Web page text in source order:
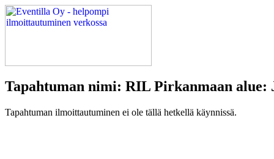
Tapahtuman nimi: RIL Pirkanmaan alue:
Tapahtuman ilmoittautuminen ei ole tällä hetkellä käynnissä.